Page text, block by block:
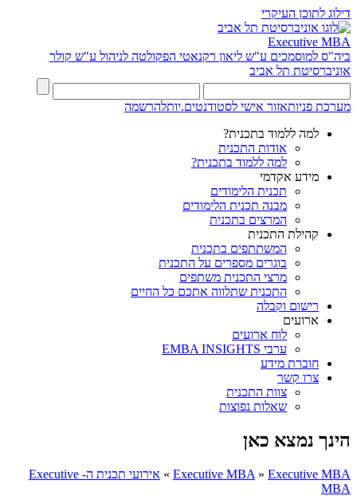
דילוג לתוכן העיקרי
Executive MBA
ביה"ס למוסמכים ע"ש ליאון רקנאטי הפקולטה לניהול ע"ש קולר
אוניברסיטת תל אביב
מערכת פניותאזור אישי לסטודנטים.יותלהרשמה
למה ללמוד בתכנית?
אודות התכנית
למה ללמוד בתכנית?
מידע אקדמי
תכנית הלימודים
מבנה תכנית הלימודים
המרצים בתכנית
קהילת התכנית
המשתתפים בתכנית
בוגרים מספרים על התכנית
מרצי התכנית משתפים
התכנית שתלווה אתכם כל החיים
רישום וקבלה
ארועים
לוח ארועים
ערבי EMBA INSIGHTS
חוברת מידע
צרו קשר
צוות התכנית
שאלות נפוצות
הינך נמצא כאן
Executive MBA » Executive MBA
»
אירועי תכנית ה- Executive
MBA